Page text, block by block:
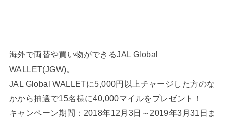
海外で両替や買い物ができるJAL Global
WALLET(JGW)。
JAL Global WALLETに5,000円以上チャージした方のな
かから抽選で15名様に40,000マイルをプレゼント！
キャンペーン期間：2018年12月3日～2019年3月31日ま